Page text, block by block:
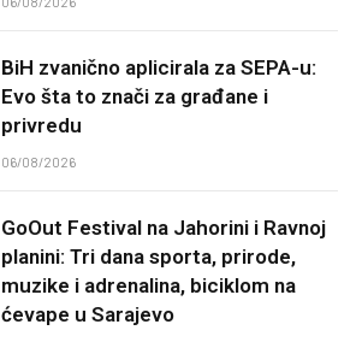
BiH zvanično aplicirala za SEPA-u:
Evo šta to znači za građane i
privredu
06/08/2026
GoOut Festival na Jahorini i Ravnoj
planini: Tri dana sporta, prirode,
muzike i adrenalina, biciklom na
ćevape u Sarajevo